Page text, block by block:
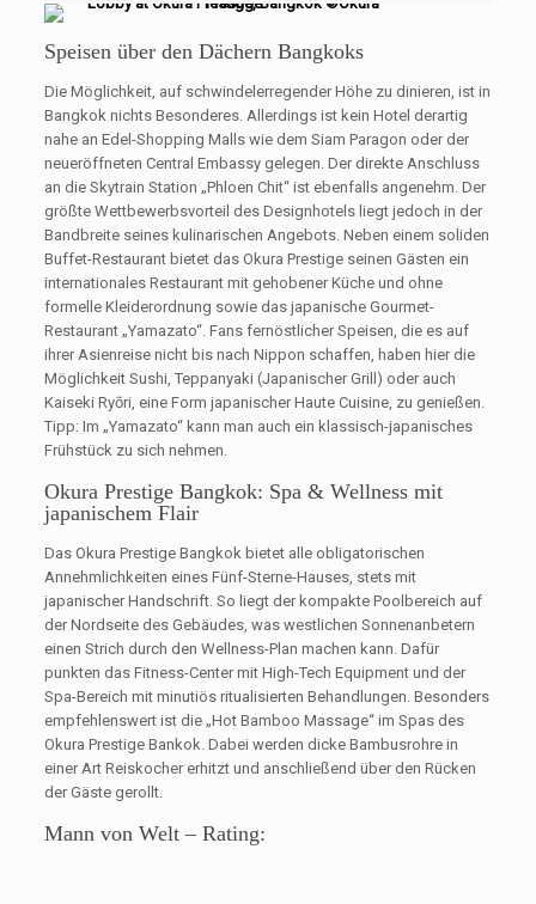
Speisen über den Dächern Bangkoks
Die Möglichkeit, auf schwindelerregender Höhe zu dinieren, ist in
Bangkok nichts Besonderes. Allerdings ist kein Hotel derartig
nahe an Edel-Shopping Malls wie dem Siam Paragon oder der
neueröffneten Central Embassy gelegen. Der direkte Anschluss
an die Skytrain Station „Phloen Chit“ ist ebenfalls angenehm. Der
größte Wettbewerbsvorteil des Designhotels liegt jedoch in der
Bandbreite seines kulinarischen Angebots. Neben einem soliden
Buffet-Restaurant bietet das Okura Prestige seinen Gästen ein
internationales Restaurant mit gehobener Küche und ohne
formelle Kleiderordnung sowie das japanische Gourmet-
Restaurant „Yamazato“. Fans fernöstlicher Speisen, die es auf
ihrer Asienreise nicht bis nach Nippon schaffen, haben hier die
Möglichkeit Sushi, Teppanyaki (Japanischer Grill) oder auch
Kaiseki Ryōri, eine Form japanischer Haute Cuisine, zu genießen.
Tipp: Im „Yamazato“ kann man auch ein klassisch-japanisches
Frühstück zu sich nehmen.
Okura Prestige Bangkok: Spa & Wellness mit
japanischem Flair
Das Okura Prestige Bangkok bietet alle obligatorischen
Annehmlichkeiten eines Fünf-Sterne-Hauses, stets mit
japanischer Handschrift. So liegt der kompakte Poolbereich auf
der Nordseite des Gebäudes, was westlichen Sonnenanbetern
einen Strich durch den Wellness-Plan machen kann. Dafür
punkten das Fitness-Center mit High-Tech Equipment und der
Spa-Bereich mit minutiös ritualisierten Behandlungen. Besonders
empfehlenswert ist die „Hot Bamboo Massage“ im Spas des
Okura Prestige Bankok. Dabei werden dicke Bambusrohre in
einer Art Reiskocher erhitzt und anschließend über den Rücken
der Gäste gerollt.
Mann von Welt – Rating: